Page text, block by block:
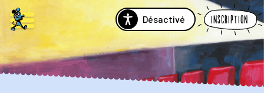
Désactivé Inscription